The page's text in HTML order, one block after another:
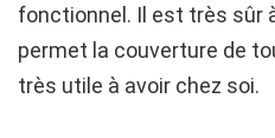
fonctionnel. Il est très sûr
permet la couverture de
très utile à avoir chez soi.